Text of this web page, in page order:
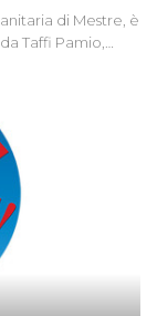
di Mestre, è
Taffi Pamio,
innocente. Nel
ritratta. Due
o giustizia